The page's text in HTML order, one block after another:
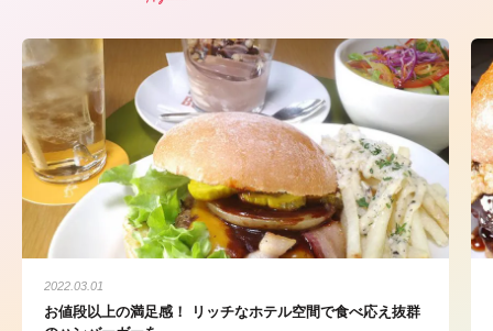
2022.03.01
お値段以上の満足感！ リッチなホテル空間で食べ応え抜群